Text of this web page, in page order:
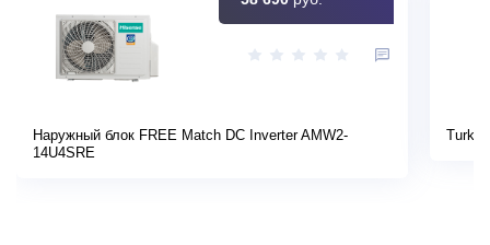
Наружный блок FREE Match DC Inverter AMW2-
14U4SRE